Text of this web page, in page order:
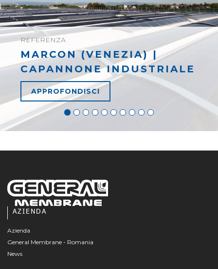
REFERENZA
MARCON (VENEZIA) |
CAPANNONE INDUSTRIALE
APPROFONDISCI
AZIENDA
Azienda
General Membrane - Romania
News